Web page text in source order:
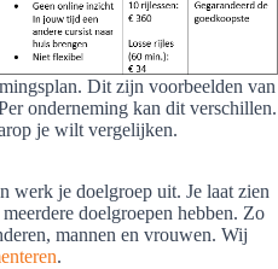
Dit zijn voorbeelden van
onderneming kan dit verschillen.
je wilt vergelijken.
werk je doelgroep uit. Je laat zien
doelgroepen hebben. Zo
mannen en vrouwen. Wij
.